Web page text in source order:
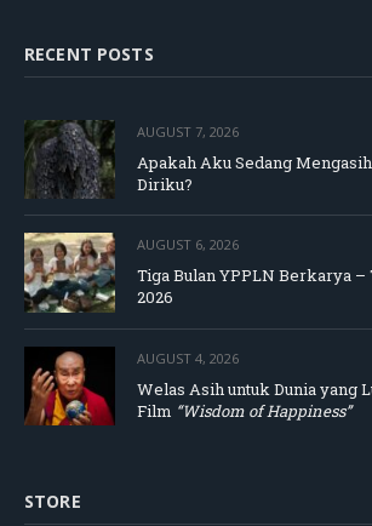
RECENT POSTS
AUGUST 7, 2026
Apakah Aku Sedang
Diriku?
AUGUST 6, 2026
Tiga Bulan YPPLN Berkarya
2026
AUGUST 4, 2026
Welas Asih untuk Dunia yang
Film “Wisdom of Happiness”
STORE